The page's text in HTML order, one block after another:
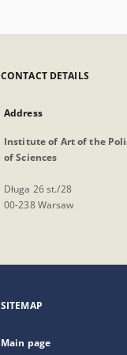
CONTACT DETAILS
Address
Institute of Art of the
of Sciences
Długa 26 st./28
00-238 Warsaw
SITEMAP
Main page